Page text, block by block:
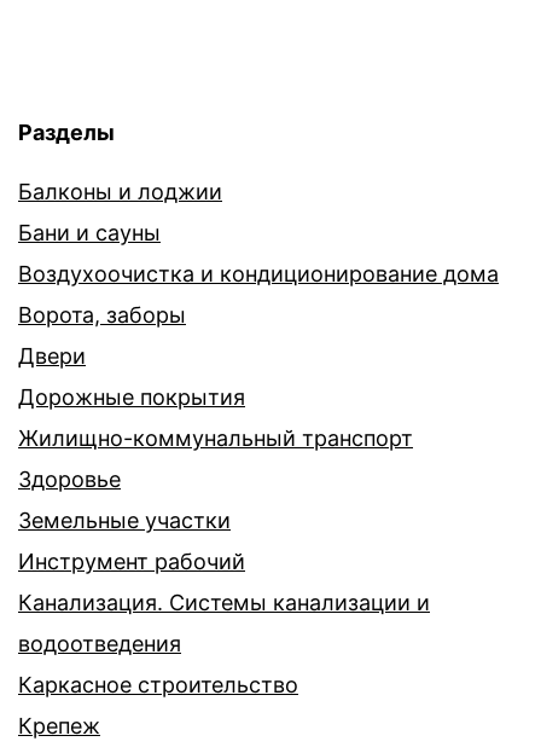
Разделы
Балконы и лоджии
Бани и сауны
Воздухоочистка и кондиционирование дома
Ворота, заборы
Двери
Дорожные покрытия
Жилищно-коммунальный транспорт
Здоровье
Земельные участки
Инструмент рабочий
Канализация. Системы канализации и
водоотведения
Каркасное строительство
Крепеж